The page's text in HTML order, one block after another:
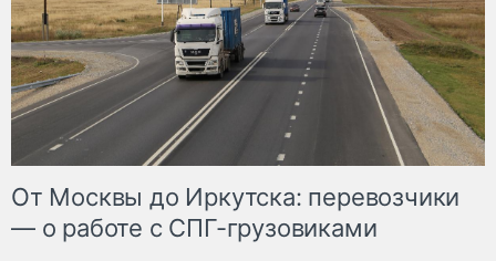
От Москвы до Иркутска: перевозчики
— о работе с СПГ-грузовиками